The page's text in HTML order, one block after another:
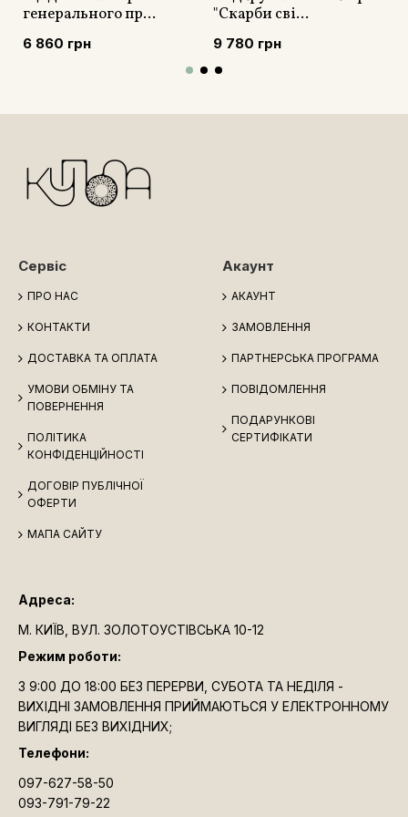
генерального пр...
6 860 грн
"Скарби сві...
9 780 грн
Сервіс
ПРО НАС
КОНТАКТИ
ДОСТАВКА ТА ОПЛАТА
УМОВИ ОБМІНУ ТА
ПОВЕРНЕННЯ
ПОЛІТИКА
КОНФІДЕНЦІЙНОСТІ
ДОГОВІР ПУБЛІЧНОЇ
ОФЕРТИ
МАПА САЙТУ
Акаунт
АКАУНТ
ЗАМОВЛЕННЯ
ПАРТНЕРСЬКА ПРОГРАМА
ПОВІДОМЛЕННЯ
ПОДАРУНКОВІ
СЕРТИФІКАТИ
Адреса:
М. КИЇВ, ВУЛ. ЗОЛОТОУСТІВСЬКА 10-12
Режим роботи:
З 9:00 ДО 18:00 БЕЗ ПЕРЕРВИ, СУБОТА ТА НЕДІЛЯ -
ВИХІДНІ ЗАМОВЛЕННЯ ПРИЙМАЮТЬСЯ У ЕЛЕКТРОННОМУ
ВИГЛЯДІ БЕЗ ВИХІДНИХ;
Телефони:
097-627-58-50
093-791-79-22